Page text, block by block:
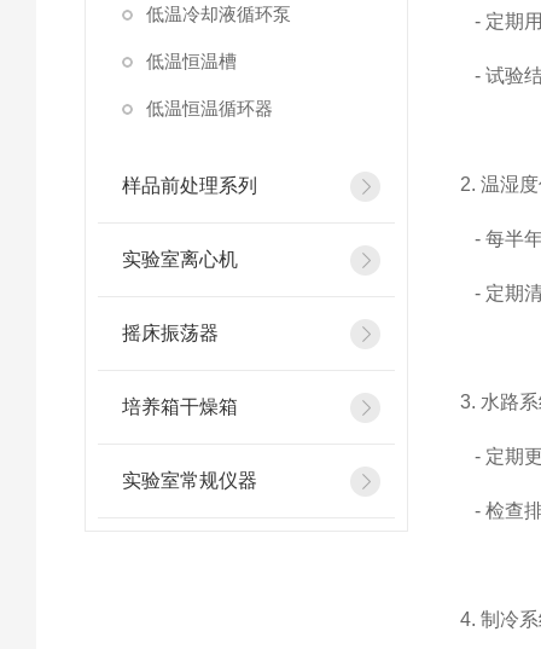
低温冷却液循环泵
低温恒温槽
低温恒温循环器
样品前处理系列
实验室离心机
摇床振荡器
培养箱干燥箱
实验室常规仪器
- 定期
- 试验
2. 温湿
- 每半
- 定期
3. 水路
- 定期
- 检查
4. 制冷